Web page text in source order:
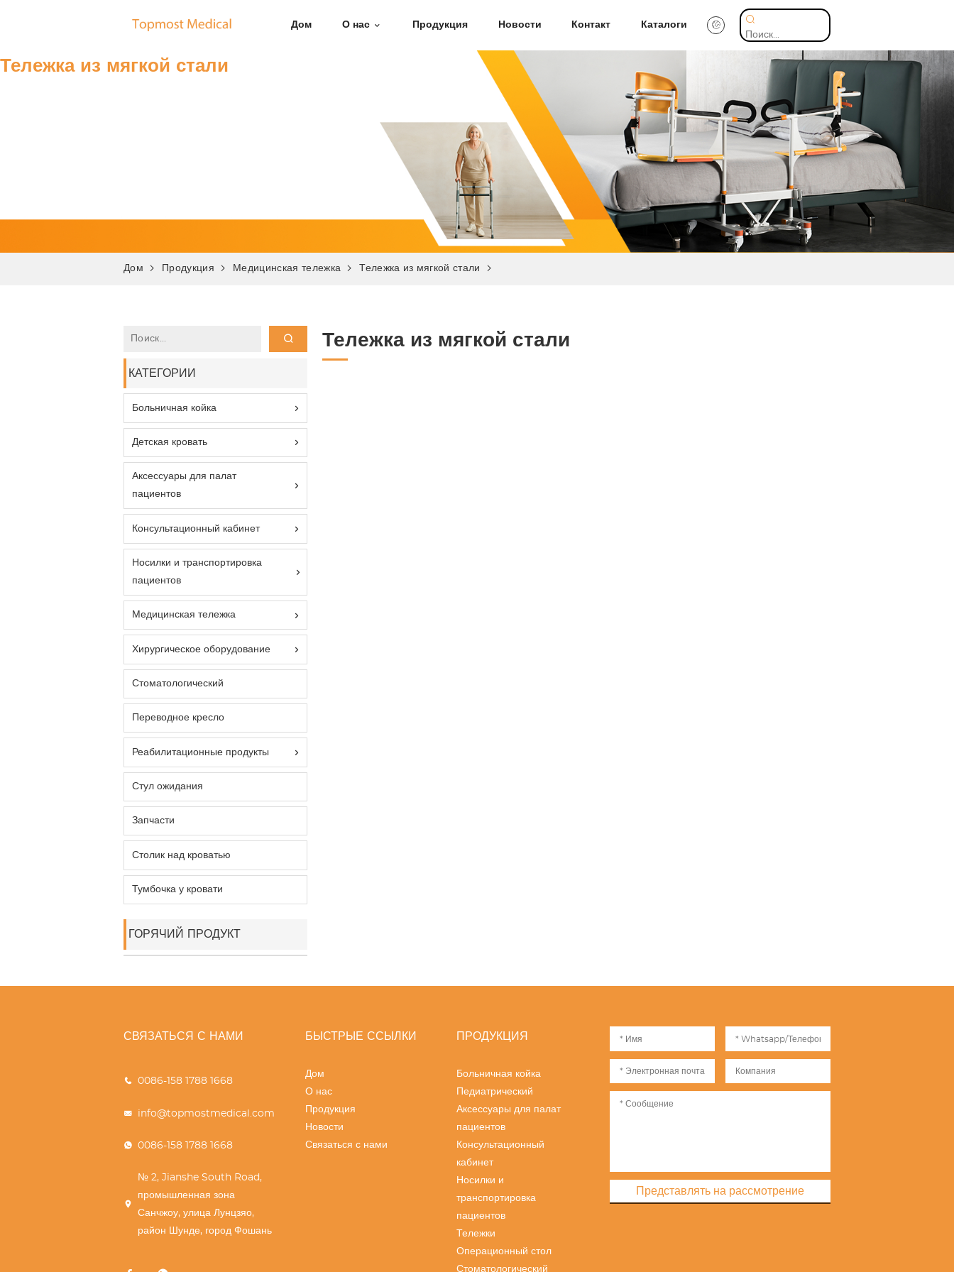
Дом О нас Продукция Новости Контакт Каталоги
Тележка из мягкой стали
Дом Продукция Медицинская тележка Тележка из мягкой стали
КАТЕГОРИИ
Больничная койка
Детская кровать
Аксессуары для палат
пациентов
Консультационный кабинет
Носилки и транспортировка
пациентов
Медицинская тележка
Хирургическое оборудование
Стоматологический
Переводное кресло
Реабилитационные продукты
Стул ожидания
Запчасти
Столик над кроватью
Тумбочка у кровати
ГОРЯЧИЙ ПРОДУКТ
Тележка из мягкой стали
СВЯЗАТЬСЯ С НАМИ
0086-158 1788 1668
info@topmostmedical.com
0086-158 1788 1668
№ 2, Jianshe South Road,
промышленная зона
Санчжоу, улица Лунцзяо,
район Шунде, город Фошань
БЫСТРЫЕ ССЫЛКИ
Дом
О нас
Продукция
Новости
Связаться с нами
ПРОДУКЦИЯ
Больничная койка
Педиатрический
Аксессуары для палат
пациентов
Консультационный
кабинет
Носилки и
транспортировка
пациентов
Тележки
Операционный стол
Стоматологический
Представлять на рассмотрение